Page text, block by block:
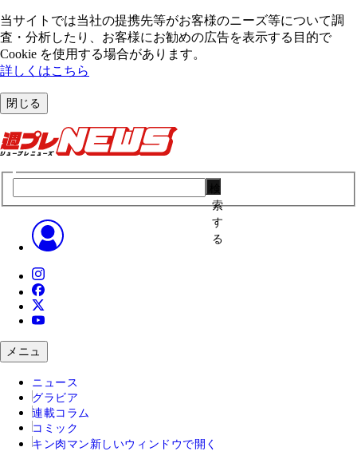
当サイトでは当社の提携先等がお客様のニーズ等について調
査・分析したり、お客様にお勧めの広告を表⽰する⽬的で
Cookie を使⽤する場合があります。
詳しくはこちら
閉じる
索
す
る
メニュ
ニュース
グラビア
連載コラム
コミック
キン肉マン 新しいウィンドウで開く